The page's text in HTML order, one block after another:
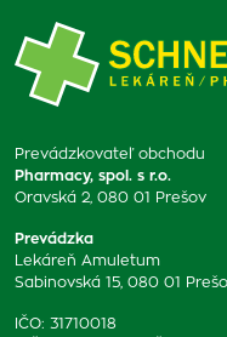
Prevádzkovateľ obchodu
Pharmacy, spol. s r.o.
Oravská 2, 080 01 Prešov
Prevádzka
Lekáreň Amuletum
Sabinovská 15, 080 01
IČO: 31710018